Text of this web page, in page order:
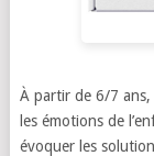
À partir de 6/7 ans,
les émotions de
évoquer les